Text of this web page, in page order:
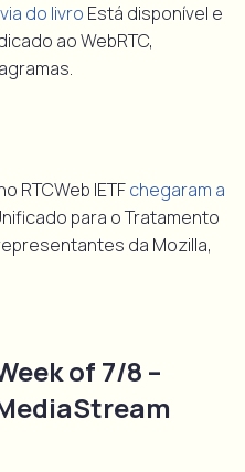
do livro Está disponível e
ao WebRTC,
RTCWeb IETFchegaram a
para o Tratamento
da Mozilla,
of 7/8 –